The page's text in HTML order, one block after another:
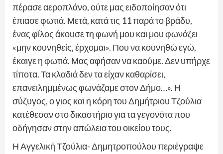
πέρασε αεροπλάνο, ούτε μας ειδοποίησαν ότι
έπιασε φωτιά. Μετά, κατά τις 11 παρά το βράδυ,
ένας φίλος άκουσε τη φωνή μου και μου φωνάζει
«μην κουνηθείς, έρχομαι». Που να κουνηθώ εγώ,
έκαιγε η φωτιά. Μας αφήσαν να καούμε. Δεν υπήρχε
τίποτα. Τα κλαδιά δεν τα είχαν καθαρίσει,
επανειλημμένως φωνάζαμε στον Δήμο…». Η
σύζυγος, ο γιος και η κόρη του Δημήτριου Τζούλια
κατέθεσαν στο δικαστήριο για τα γεγονότα που
οδήγησαν στην απώλεια του οικείου τους.
Η Αγγελική Τζούλια- Δημητροπούλου περιέγραψε